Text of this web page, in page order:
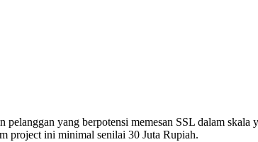
yang berpotensi memesan SSL dalam
project ini minimal senilai 30 Juta Rupiah.